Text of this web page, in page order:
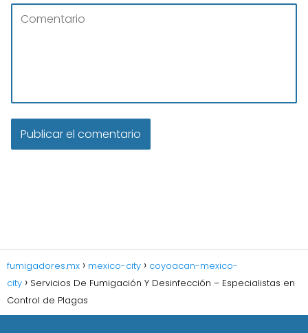
fumigadores.mx mexico-city
coyoacan-mexico-
city
Servicios De Fumigación Y Desinfección – Especialistas en
Control de Plagas